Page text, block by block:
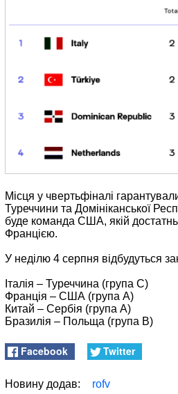
Місця у чвертьфіналі
Туреччини та Домініканської
буде команда США, якій
Францією.
У неділю 4 серпня відбудуться
Італія – Туреччина (група С)
Франція – США (група А)
Китай – Сербія (група А)
Бразилія – Польща (група В)
Facebook Twitter
Новину додав:
rofv